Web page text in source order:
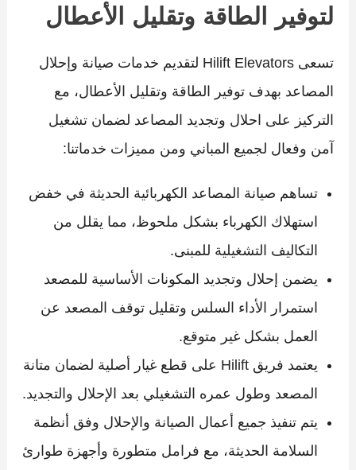
لتوفير الطاقة وتقليل الأعطال
تسعى Hilift Elevators لتقديم خدمات صيانة وإحلال
المصاعد بهدف توفير الطاقة وتقليل الأعطال، مع
التركيز على احلال وتجديد المصاعد لضمان تشغيل
آمن وفعال لجميع المباني ومن مميزات خدماتنا:
تساهم صيانة المصاعد الكهربائية الحديثة في خفض
استهلاك الكهرباء بشكل ملحوظ، مما يقلل من
التكاليف التشغيلية للمبنى.
يضمن إحلال وتجديد المكونات الأساسية للمصعد
استمرار الأداء السلس وتقليل توقف المصعد عن
العمل بشكل غير متوقع.
يعتمد فريق Hilift على قطع غيار أصلية لضمان متانة
المصعد وطول عمره التشغيلي بعد الإحلال والتجديد.
يتم تنفيذ جميع أعمال الصيانة والإحلال وفق أنظمة
السلامة الحديثة، مع فرامل متطورة وأجهزة طوارئ